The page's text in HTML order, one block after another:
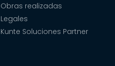
Obras realizadas
Legales
Kunte Soluciones Partner